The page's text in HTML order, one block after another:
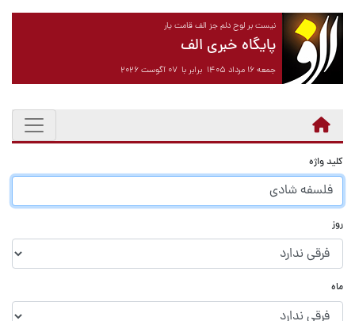
نیست بر لوح دلم جز الف قامت یار
پایگاه خبری الف
جمعه ۱۶ مرداد ۱۴۰۵ برابر با ۰۷ آگوست ۲۰۲۶
کلید واژه
روز
ماه